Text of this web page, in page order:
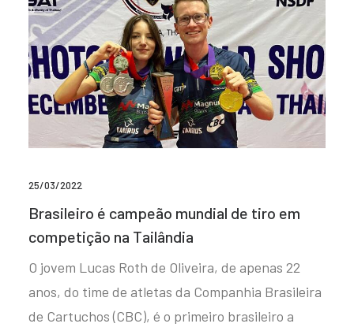
25/03/2022
Brasileiro é campeão mundial de tiro em
competição na Tailândia
O jovem Lucas Roth de Oliveira, de apenas 22
anos, do time de atletas da Companhia Brasileira
de Cartuchos (CBC), é o primeiro brasileiro a